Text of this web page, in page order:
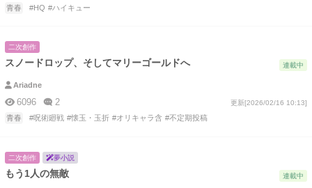
青春 #HQ #ハイキュー
二次創作
スノードロップ、そしてマリーゴールドへ 連載中
Ariadne
6096 2 更新[2026/02/16 10:13]
青春 #呪術廻戦 #懐玉・玉折 #オリキャラ含 #不定期投稿
二次創作 夢小説
もう1人の無敵 連載中